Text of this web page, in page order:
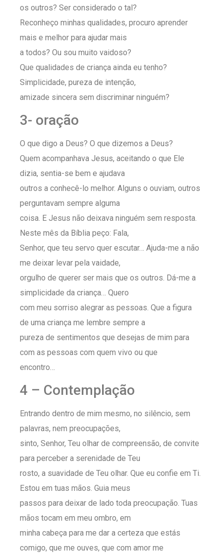
os outros? Ser considerado o tal?
Reconheço minhas qualidades, procuro aprender
mais e melhor para ajudar mais
a todos? Ou sou muito vaidoso?
Que qualidades de criança ainda eu tenho?
Simplicidade, pureza de intenção,
amizade sincera sem discriminar ninguém?
3- oração
O que digo a Deus? O que dizemos a Deus?
Quem acompanhava Jesus, aceitando o que Ele
dizia, sentia-se bem e ajudava
outros a conhecê-lo melhor. Alguns o ouviam, outros
perguntavam sempre alguma
coisa. E Jesus não deixava ninguém sem resposta.
Neste mês da Bíblia peço: Fala,
Senhor, que teu servo quer escutar… Ajuda-me a não
me deixar levar pela vaidade,
orgulho de querer ser mais que os outros. Dá-me a
simplicidade da criança… Quero
com meu sorriso alegrar as pessoas. Que a figura
de uma criança me lembre sempre a
pureza de sentimentos que desejas de mim para
com as pessoas com quem vivo ou que
encontro…
4 – Contemplação
Entrando dentro de mim mesmo, no silêncio, sem
palavras, nem preocupações,
sinto, Senhor, Teu olhar de compreensão, de convite
para perceber a serenidade de Teu
rosto, a suavidade de Teu olhar. Que eu confie em Ti.
Estou em tuas mãos. Guia meus
passos para deixar de lado toda preocupação. Tuas
mãos tocam em meu ombro, em
minha cabeça para me dar a certeza que estás
comigo, que me ouves, que com amor me